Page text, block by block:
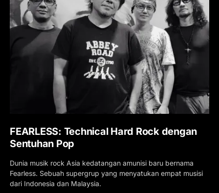
FEARLESS: Technical Hard Rock dengan
Sentuhan Pop
Dunia musik rock Asia kedatangan amunisi baru bernama
Fearless. Sebuah supergrup yang menyatukan empat musisi
dari Indonesia dan Malaysia.